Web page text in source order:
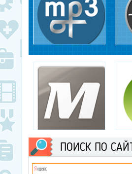
понимать
Создание музыки,
MixMeister Fusion
Создание музыки,
ПОИСК ПО